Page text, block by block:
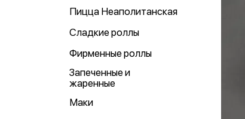
Пицца Неаполитанская
Сладкие роллы
Фирменные роллы
Запеченные и
жаренные
Маки